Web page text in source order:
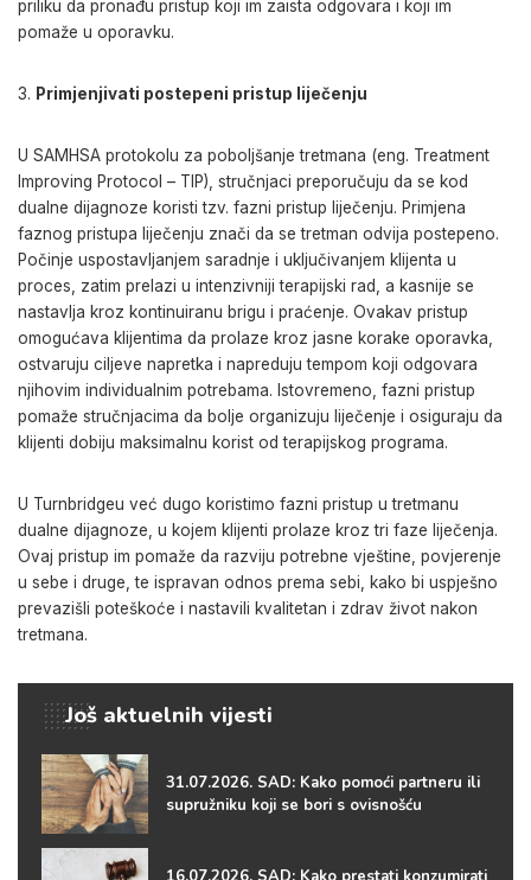
priliku da pronađu pristup koji im zaista odgovara i koji im
pomaže u oporavku.
Primjenjivati postepeni pristup liječenju
U SAMHSA protokolu za poboljšanje tretmana (eng. Treatment
Improving Protocol – TIP), stručnjaci preporučuju da se kod
dualne dijagnoze koristi tzv. fazni pristup liječenju. Primjena
faznog pristupa liječenju znači da se tretman odvija postepeno.
Počinje uspostavljanjem saradnje i uključivanjem klijenta u
proces, zatim prelazi u intenzivniji terapijski rad, a kasnije se
nastavlja kroz kontinuiranu brigu i praćenje. Ovakav pristup
omogućava klijentima da prolaze kroz jasne korake oporavka,
ostvaruju ciljeve napretka i napreduju tempom koji odgovara
njihovim individualnim potrebama. Istovremeno, fazni pristup
pomaže stručnjacima da bolje organizuju liječenje i osiguraju da
klijenti dobiju maksimalnu korist od terapijskog programa.
U Turnbridgeu već dugo koristimo fazni pristup u tretmanu
dualne dijagnoze, u kojem klijenti prolaze kroz tri faze liječenja.
Ovaj pristup im pomaže da razviju potrebne vještine, povjerenje
u sebe i druge, te ispravan odnos prema sebi, kako bi uspješno
prevazišli poteškoće i nastavili kvalitetan i zdrav život nakon
tretmana.
Još aktuelnih vijesti
31.07.2026. SAD: Kako pomoći partneru ili
supružniku koji se bori s ovisnošću